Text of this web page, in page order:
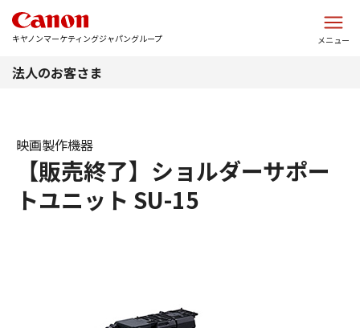
キヤノンマーケティングジャパングループ メニュー
法人のお客さま
【販売終了】ショルダーサポー
トユニット SU-15
映画製作機器